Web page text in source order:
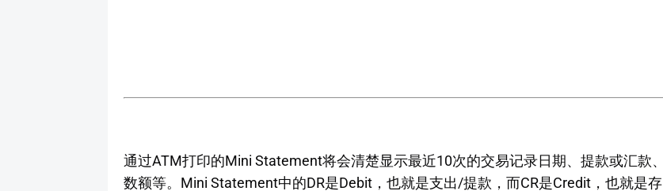
通过ATM打印的Mini Statement将会清楚显示最近10次的交易记录日期、提款或汇款、
数额等。Mini Statement中的DR是Debit，也就是支出/提款，而CR是Credit，也就是存